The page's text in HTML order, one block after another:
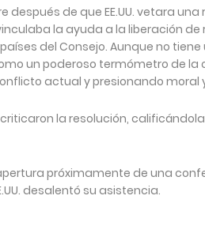
después de que EE.UU. vetara
la ayuda a la liberación
del Consejo. Aunque no
un poderoso termómetro de la
actual y presionando
la resolución,
próximamente de una
desalentó su asistencia.